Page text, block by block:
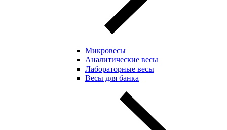
Микровесы
Аналитические весы
Лабораторные весы
Весы для банка